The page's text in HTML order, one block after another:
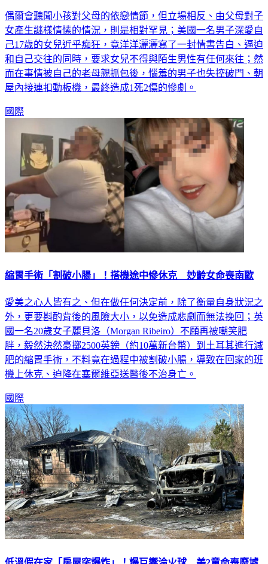
偶爾會聽聞小孩對父母的依戀情節，但立場相反、由父母對子
女產生謎樣情愫的情況，則是相對罕見；美國一名男子深愛自
己17歲的女兒近乎痴狂，竟洋洋灑灑寫了一封情書告白、逼迫
和自己交往的同時，要求女兒不得與陌生男性有任何來往；然
而在事情被自己的老母親抓包後，惱羞的男子也失控破門、朝
屋內接連扣動板機，最終造成1死2傷的慘劇。
國際
縮胃手術「割破小腸」！搭機途中慘休克 妙齡女命喪南歐
愛美之心人皆有之、但在做任何決定前，除了衡量自身狀況之
外，更要斟酌背後的風險大小，以免造成悲劇而無法挽回；英
國一名20歲女子麗貝洛（Morgan Ribeiro）不願再被嘲笑肥
胖，毅然決然豪擲2500英鎊（約10萬新台幣）到土耳其進行減
肥的縮胃手術，不料竟在過程中被割破小腸，導致在回家的班
機上休克、迫降在塞爾維亞送醫後不治身亡。
國際